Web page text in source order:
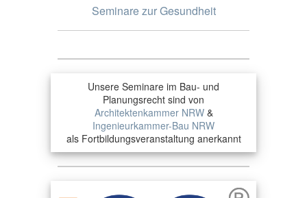
Seminare zur Gesundheit
Unsere Seminare im Bau- und
Planungsrecht sind von
Architektenkammer NRW&
Ingenieurkammer-Bau NRW
als Fortbildungsveranstaltung anerkannt